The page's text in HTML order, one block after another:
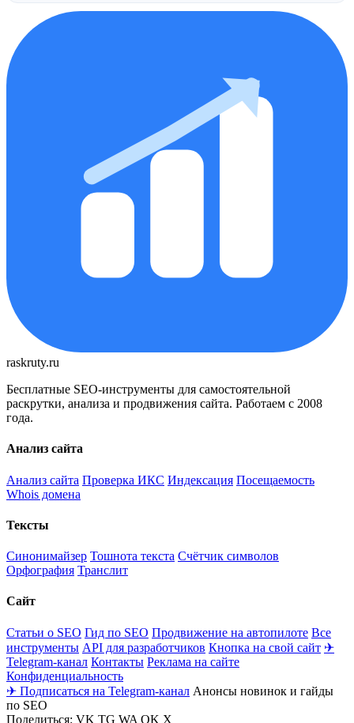
raskruty.ru
Бесплатные SEO-инструменты для самостоятельной
раскрутки, анализа и продвижения сайта. Работаем с 2008
года.
Анализ сайта
Анализ сайта Проверка ИКС Индексация Посещаемость
Whois домена
Тексты
Синонимайзер Тошнота текста Счётчик символов
Орфография Транслит
Сайт
Статьи о SEO Гид по SEO Продвижение на автопилоте Все
инструменты API для разработчиков Кнопка на свой сайт ✈
Telegram-канал Контакты Реклама на сайте
Конфиденциальность
✈ Подписаться на Telegram-канал Анонсы новинок и гайды
по SEO
Поделиться: VK TG WA OK X